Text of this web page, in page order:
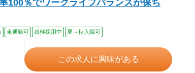
100％でワークライフバランスが保ち
車通勤可 積極採用中 夏～秋入職可
この求人に興味がある